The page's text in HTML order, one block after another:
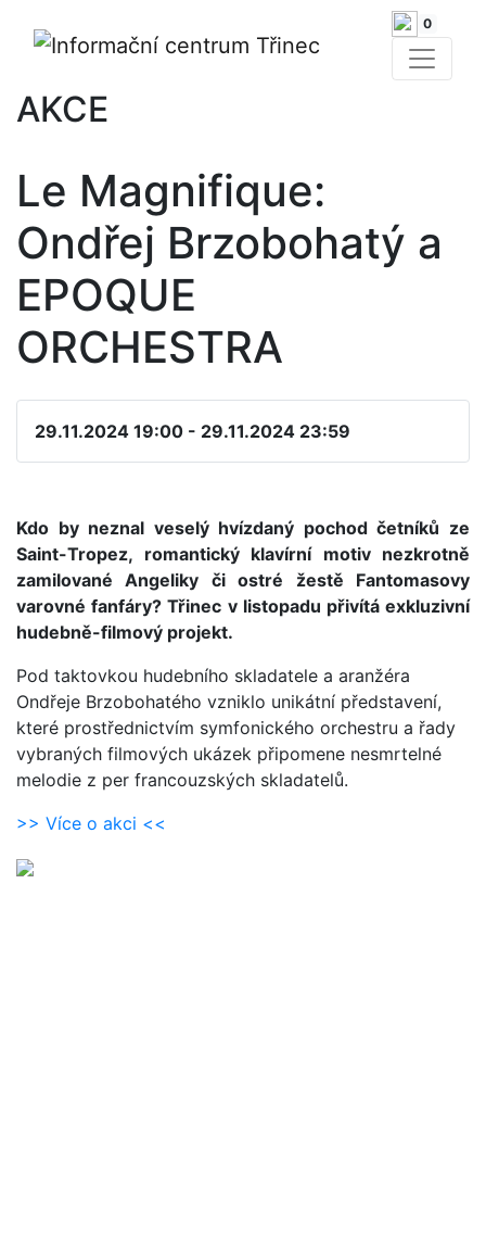
0
AKCE
Le Magnifique:
Ondřej Brzobohatý a
EPOQUE
ORCHESTRA
29.11.2024 19:00 - 29.11.2024 23:59
Kdo by neznal veselý hvízdaný pochod četníků ze
Saint-Tropez, romantický klavírní motiv nezkrotně
zamilované Angeliky či ostré žestě Fantomasovy
varovné fanfáry? Třinec v listopadu přivítá exkluzivní
hudebně-filmový projekt.
Pod taktovkou hudebního skladatele a aranžéra
Ondřeje Brzobohatého vzniklo unikátní představení,
které prostřednictvím symfonického orchestru a řady
vybraných filmových ukázek připomene nesmrtelné
melodie z per francouzských skladatelů.
>> Více o akci <<